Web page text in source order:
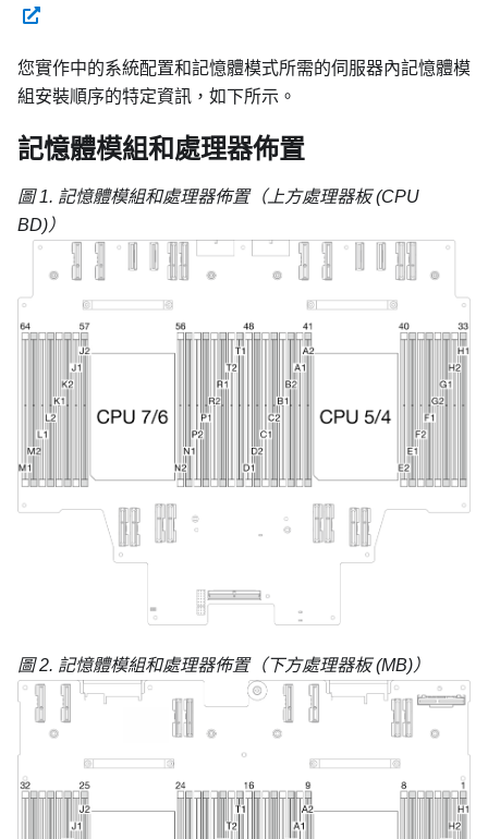
您實作中的系統配置和記憶體模式所需的伺服器內記憶體模
組安裝順序的特定資訊，如下所示。
記憶體模組和處理器佈置
圖 1. 記憶體模組和處理器佈置（上方處理器板 (CPU
BD)）
圖 2. 記憶體模組和處理器佈置（下方處理器板 (MB)）